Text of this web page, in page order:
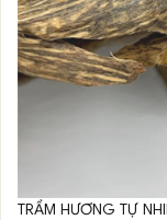
TRẦM HƯƠNG TỰ